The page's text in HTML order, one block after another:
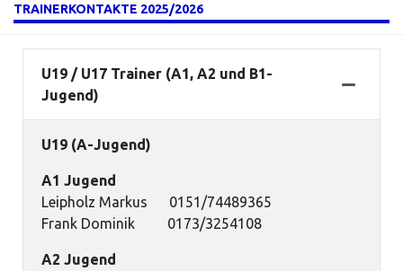
TRAINERKONTAKTE 2025/2026
U19 / U17 Trainer (A1, A2 und B1-
Jugend)
U19 (A-Jugend)
A1 Jugend
Leipholz Markus 0151/74489365
Frank Dominik 0173/3254108
A2 Jugend